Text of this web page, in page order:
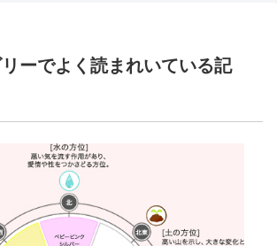
ーでよく読まれいている記